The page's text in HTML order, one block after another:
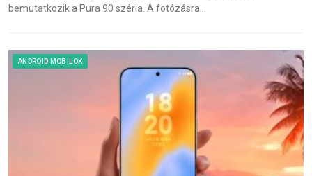
bemutatkozik a Pura 90 széria. A fotózásra…
ANDROID MOBILOK